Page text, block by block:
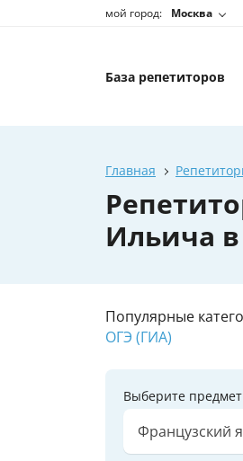
мой город: Москва
База репетиторов
Главная
Ильича
Популярные
ОГЭ (ГИА)
Выберите предмет
Французский